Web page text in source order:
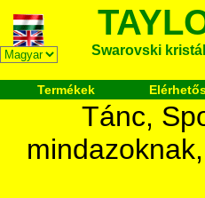
Swarovski
Termékek
Tánc,